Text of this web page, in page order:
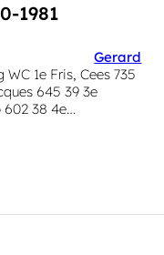
1981
Gerard
1e Fris, Cees 735
645 39 3e
602 38 4e…